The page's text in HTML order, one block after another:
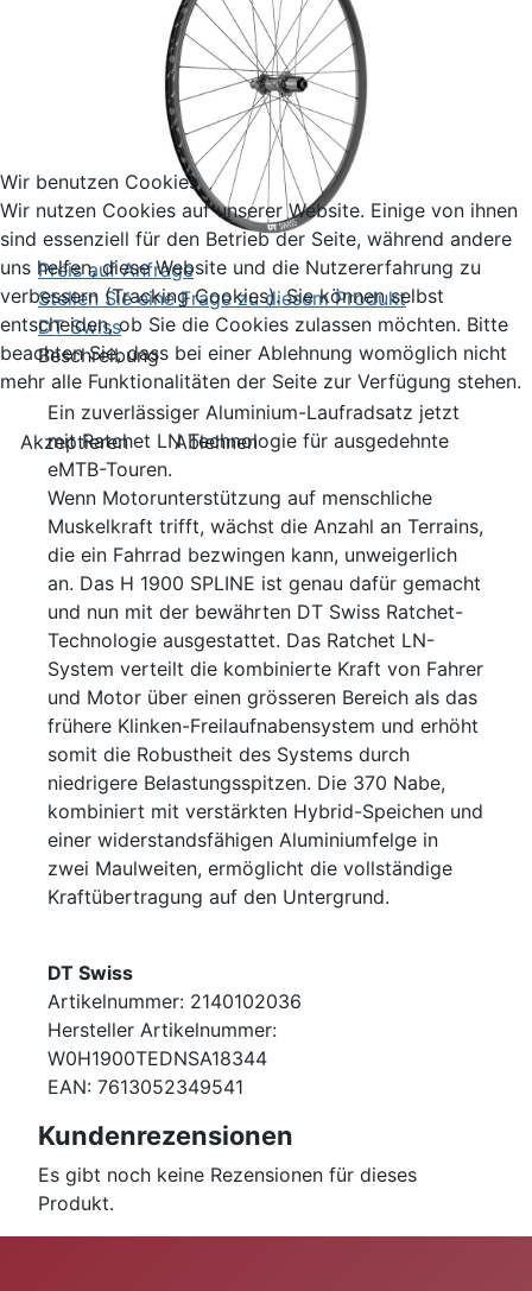
Preis auf Anfrage
Stellen Sie eine Frage zu diesem Produkt
DT Swiss
Beschreibung
Ein zuverlässiger Aluminium-Laufradsatz jetzt
mit Ratchet LN Technologie für ausgedehnte
eMTB-Touren.
Wenn Motorunterstützung auf menschliche
Muskelkraft trifft, wächst die Anzahl an Terrains,
die ein Fahrrad bezwingen kann, unweigerlich
an. Das H 1900 SPLINE ist genau dafür gemacht
und nun mit der bewährten DT Swiss Ratchet-
Technologie ausgestattet. Das Ratchet LN-
System verteilt die kombinierte Kraft von Fahrer
und Motor über einen grösseren Bereich als das
frühere Klinken-Freilaufnabensystem und erhöht
somit die Robustheit des Systems durch
niedrigere Belastungsspitzen. Die 370 Nabe,
kombiniert mit verstärkten Hybrid-Speichen und
einer widerstandsfähigen Aluminiumfelge in
zwei Maulweiten, ermöglicht die vollständige
Kraftübertragung auf den Untergrund.
DT Swiss
Artikelnummer: 2140102036
Hersteller Artikelnummer:
W0H1900TEDNSA18344
EAN: 7613052349541
Kundenrezensionen
Es gibt noch keine Rezensionen für dieses
Produkt.
Wir benutzen Cookies
Wir nutzen Cookies auf unserer Website. Einige von ihnen
sind essenziell für den Betrieb der Seite, während andere
uns helfen, diese Website und die Nutzererfahrung zu
verbessern (Tracking Cookies). Sie können selbst
entscheiden, ob Sie die Cookies zulassen möchten. Bitte
beachten Sie, dass bei einer Ablehnung womöglich nicht
mehr alle Funktionalitäten der Seite zur Verfügung stehen.
Akzeptieren Ablehnen